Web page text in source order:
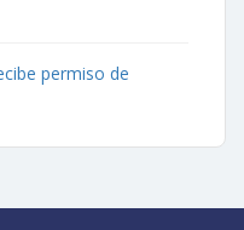
permiso de